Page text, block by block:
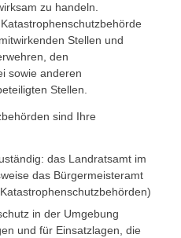
zu handeln.
Stellen und
den
sowie anderen
Stellen.
sind Ihre
das Landratsamt im
das Bürgermeisteramt
in der Umgebung
und für Einsatzlagen, die